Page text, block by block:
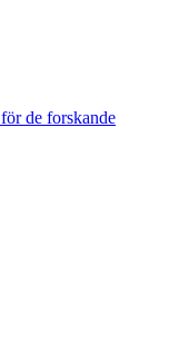
de forskande